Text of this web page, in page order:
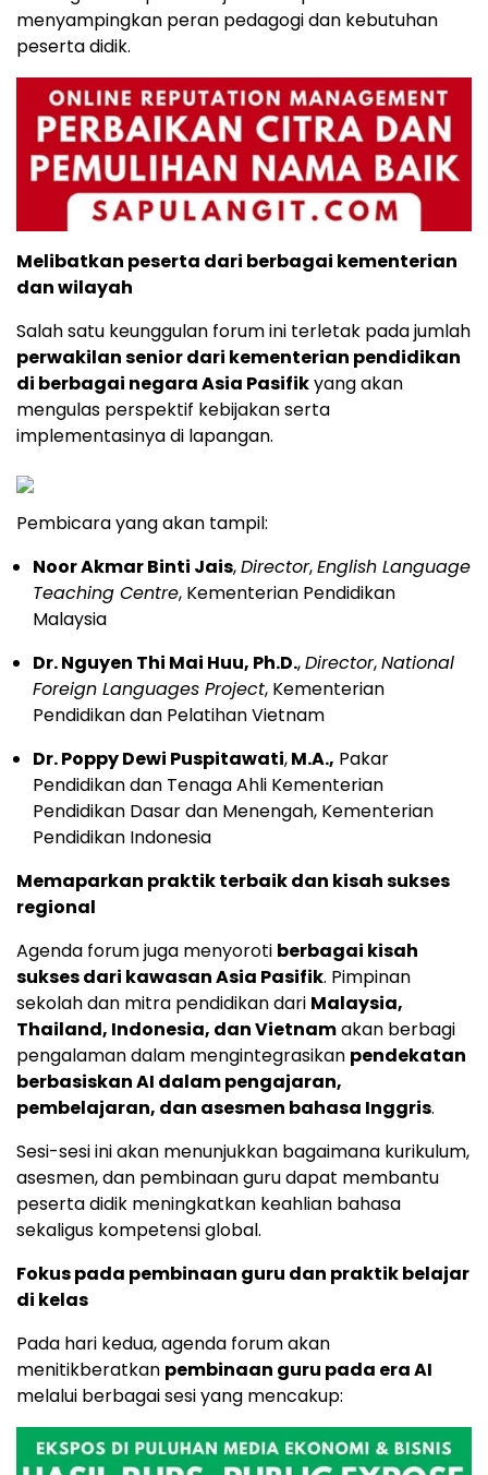
menyampingkan peran pedagogi dan kebutuhan
peserta didik.
Melibatkan peserta dari berbagai kementerian
dan wilayah
Salah satu keunggulan forum ini terletak pada jumlah
perwakilan senior dari kementerian pendidikan
di berbagai negara Asia Pasifikyang akan
mengulas perspektif kebijakan serta
implementasinya di lapangan.
Pembicara yang akan tampil:
Noor Akmar Binti Jais,Director,English Language
Teaching Centre, Kementerian Pendidikan
Malaysia
Dr. Nguyen Thi Mai Huu, Ph.D.,Director,National
Foreign Languages Project, Kementerian
Pendidikan dan Pelatihan Vietnam
Dr. Poppy Dewi Puspitawati,M.A., Pakar
Pendidikan dan Tenaga Ahli Kementerian
Pendidikan Dasar dan Menengah, Kementerian
Pendidikan Indonesia
Memaparkan praktik terbaik dan kisah sukses
regional
Agenda forum juga menyoroti berbagai kisah
sukses dari kawasan Asia Pasifik. Pimpinan
sekolah dan mitra pendidikan dari Malaysia,
Thailand, Indonesia, dan Vietnamakan berbagi
pengalaman dalam mengintegrasikan pendekatan
berbasiskan AI dalam pengajaran,
pembelajaran, dan asesmen bahasa Inggris.
Sesi-sesi ini akan menunjukkan bagaimana kurikulum,
asesmen, dan pembinaan guru dapat membantu
peserta didik meningkatkan keahlian bahasa
sekaligus kompetensi global.
Fokus pada pembinaan guru dan praktik belajar
di kelas
Pada hari kedua, agenda forum akan
menitikberatkan pembinaan guru pada era AI
melalui berbagai sesi yang mencakup: